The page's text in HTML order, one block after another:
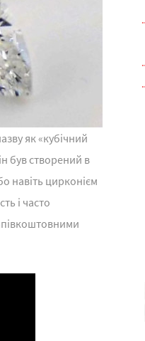
як «кубічний
був створений в
навіть цирконієм
і часто